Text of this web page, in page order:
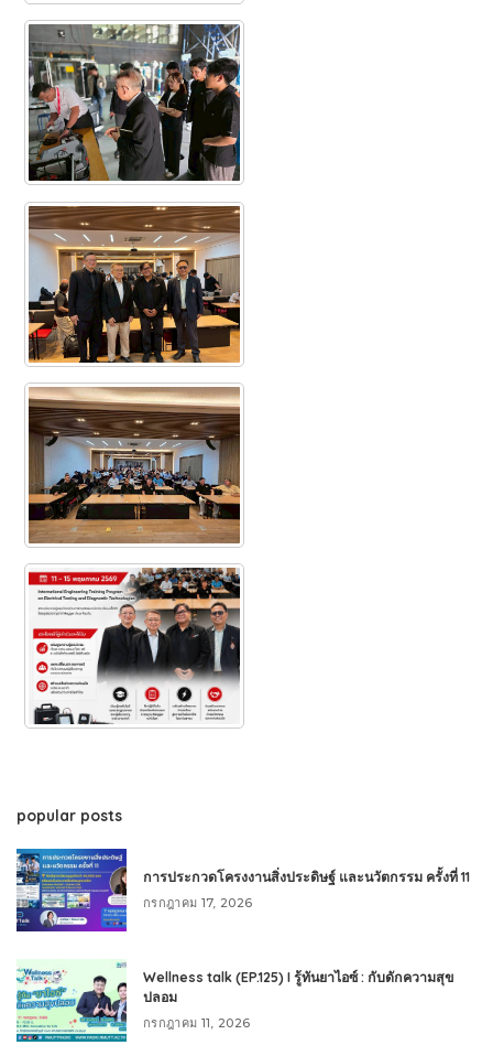
popular posts
การประกวดโครงงานสิ่งประดิษฐ์ และนวัตกรรม ครั้งที่ 11
กรกฎาคม 17, 2026
Wellness talk (EP.125) I รู้ทันยาไอซ์ : กับดักความสุข
ปลอม
กรกฎาคม 11, 2026